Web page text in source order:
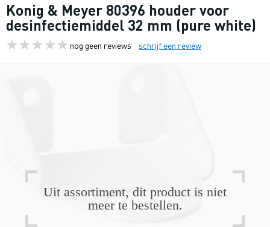
Konig & Meyer 80396 houder voor
desinfectiemiddel 32 mm (pure white)
nog geen reviews schrijf een review
Uit assortiment, dit product is niet
meer te bestellen.